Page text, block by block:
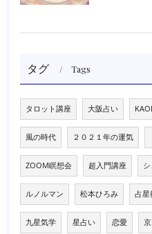
タグ Tags
タロット講座 大阪占い
風の時代 ２０２１年の運気
ZOOM瞑想会 超入門講座
ルノルマン 松本ひろみ 占星
九星気学 星占い 恋愛